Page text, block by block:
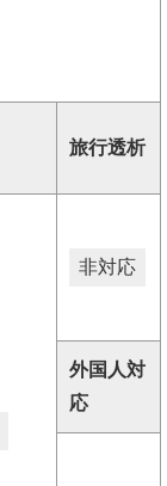
旅行透析
非対応
外国人対
応